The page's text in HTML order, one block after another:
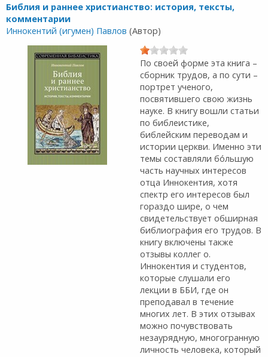
Библия и раннее христианство: история, тексты,
комментарии
Иннокентий (игумен) Павлов (Автор)
По своей форме эта книга –
сборник трудов, а по сути –
портрет ученого,
посвятившего свою жизнь
науке. В книгу вошли статьи
по библеистике,
библейским переводам и
истории церкви. Именно эти
темы составляли бо́льшую
часть научных интересов
отца Иннокентия, хотя
спектр его интересов был
гораздо шире, о чем
свидетельствует обширная
библиография его трудов. В
книгу включены также
отзывы коллег о.
Иннокентия и студентов,
которые слушали его
лекции в ББИ, где он
преподавал в течение
многих лет. В этих отзывах
можно почувствовать
незаурядную, многогранную
личность человека, который